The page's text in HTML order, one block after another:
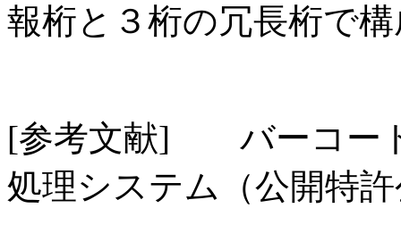
報桁と３桁の冗長桁で
[参考文献] バーコート
処理システム（公開特